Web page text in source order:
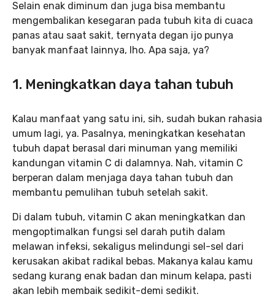
Selain enak diminum dan juga bisa membantu
mengembalikan kesegaran pada tubuh kita di cuaca
panas atau saat sakit, ternyata degan ijo punya
banyak manfaat lainnya, lho. Apa saja, ya?
1. Meningkatkan daya tahan tubuh
Kalau manfaat yang satu ini, sih, sudah bukan rahasia
umum lagi, ya. Pasalnya, meningkatkan kesehatan
tubuh dapat berasal dari minuman yang memiliki
kandungan vitamin C di dalamnya. Nah, vitamin C
berperan dalam menjaga daya tahan tubuh dan
membantu pemulihan tubuh setelah sakit.
Di dalam tubuh, vitamin C akan meningkatkan dan
mengoptimalkan fungsi sel darah putih dalam
melawan infeksi, sekaligus melindungi sel-sel dari
kerusakan akibat radikal bebas. Makanya kalau kamu
sedang kurang enak badan dan minum kelapa, pasti
akan lebih membaik sedikit-demi sedikit.